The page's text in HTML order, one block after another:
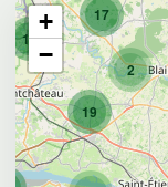
17
2
10
19
+
−